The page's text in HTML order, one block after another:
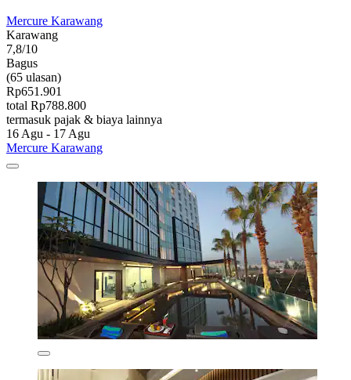
Mercure Karawang
Karawang
7,8/10
Bagus
(65 ulasan)
Rp651.901
total Rp788.800
termasuk pajak & biaya lainnya
16 Agu - 17 Agu
Mercure Karawang